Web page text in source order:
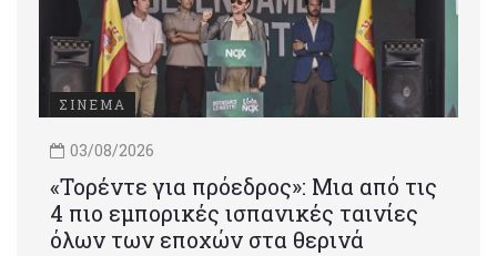
ΣΙΝΕΜΑ
03/08/2026
«Τορέντε για πρόεδρος»: Mια από τις
4 πιο εμπορικές ισπανικές ταινίες
όλων των εποχών στα θερινά